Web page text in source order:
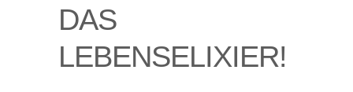
DAS
LEBENSELIXIER!